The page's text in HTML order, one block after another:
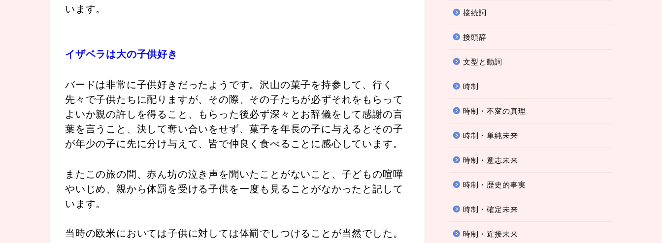
います。
イザベラは大の子供好き
バードは非常に子供好きだったようです。沢山の菓子を持参して、行く
先々で子供たちに配りますが、その際、その子たちが必ずそれをもらって
よいか親の許しを得ること、もらった後必ず深々とお辞儀をして感謝の言
葉を言うこと、決して奪い合いをせず、菓子を年長の子に与えるとその子
が年少の子に先に分け与えて、皆で仲良く食べることに感心しています。
またこの旅の間、赤ん坊の泣き声を聞いたことがないこと、子どもの喧嘩
やいじめ、親から体罰を受ける子供を一度も見ることがなかったと記して
います。
当時の欧米においては子供に対しては体罰でしつけることが当然でした。
接続詞
接頭辞
文型と動詞
時制
時制・不変の真理
時制・単純未来
時制・意志未来
時制・歴史的事実
時制・確定未来
時制・近接未来